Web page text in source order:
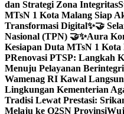
dan Strategi Zona Integritas
MTsN 1 Kota Malang Siap
Transformasi Digital✨🤝
Nasional (TPN) 🤝✨Aura
Kesiapan Duta MTsN 1
PRenovasi PTSP: Langkah
Menuju Pelayanan
Wamenag RI Kawal
Lingkungan Kementerian
Tradisi Lewat Prestasi:
Melaju ke O2SN Provinsi